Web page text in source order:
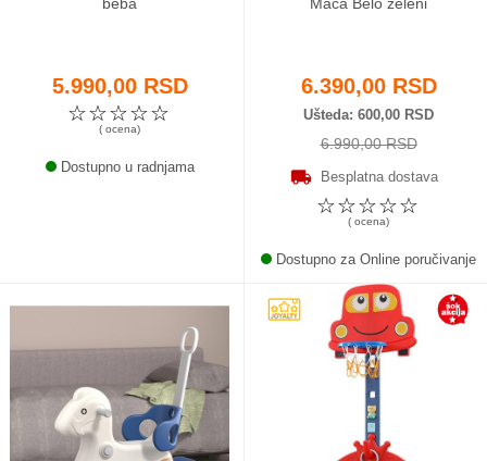
5.990,00 RSD
☆
☆
☆
☆
☆
( ocena)
Dostupno u radnjama
6.390,00 RSD
Ušteda 600,00 RSD
6.990,00 RSD
Besplatna dostava
☆
☆
☆
☆
☆
( ocena)
Dostupno za Online poručivanje